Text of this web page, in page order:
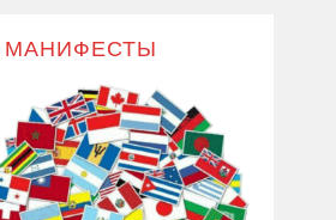
МАНИФЕСТЫ